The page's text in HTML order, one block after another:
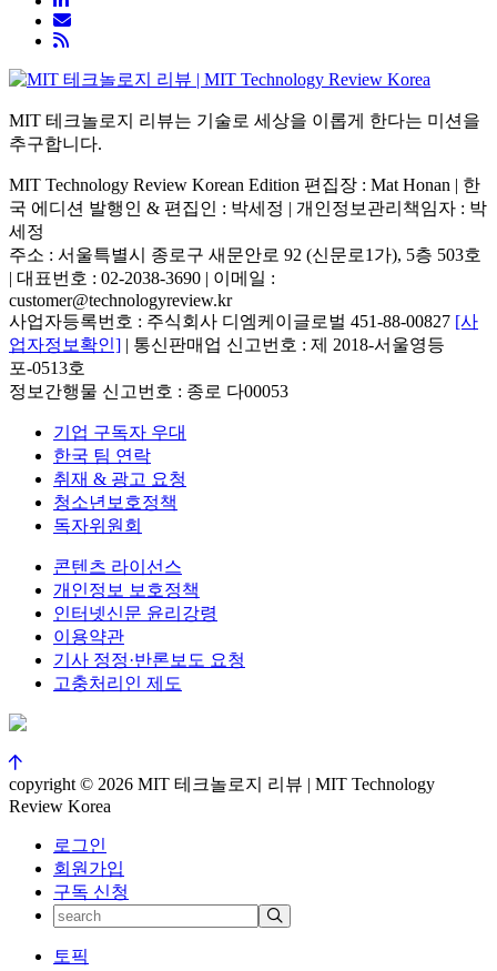
MIT 테크놀로지 리뷰는 기술로 세상을 이롭게 한다는 미션을
추구합니다.
MIT Technology Review Korean Edition 편집장 : Mat Honan | 한
국 에디션 발행인 & 편집인 : 박세정 | 개인정보관리책임자 : 박
세정
주소 : 서울특별시 종로구 새문안로 92 (신문로1가), 5층 503호
| 대표번호 : 02-2038-3690 | 이메일 :
customer@technologyreview.kr
사업자등록번호 : 주식회사 디엠케이글로벌 451-88-00827 [사
업자정보확인] | 통신판매업 신고번호 : 제 2018-서울영등
포-0513호
정보간행물 신고번호 : 종로 다00053
기업 구독자 우대
한국 팀 연락
취재 & 광고 요청
청소년보호정책
독자위원회
콘텐츠 라이선스
개인정보 보호정책
인터넷신문 윤리강령
이용약관
기사 정정·반론보도 요청
고충처리인 제도
copyright © 2026 MIT 테크놀로지 리뷰 | MIT Technology
Review Korea
로그인
회원가입
구독 신청
토픽